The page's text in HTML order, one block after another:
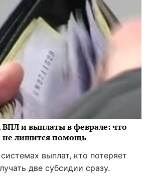
и выплаты в феврале: что
не лишится помощь
выплат, кто потеряет
две субсидии сразу.